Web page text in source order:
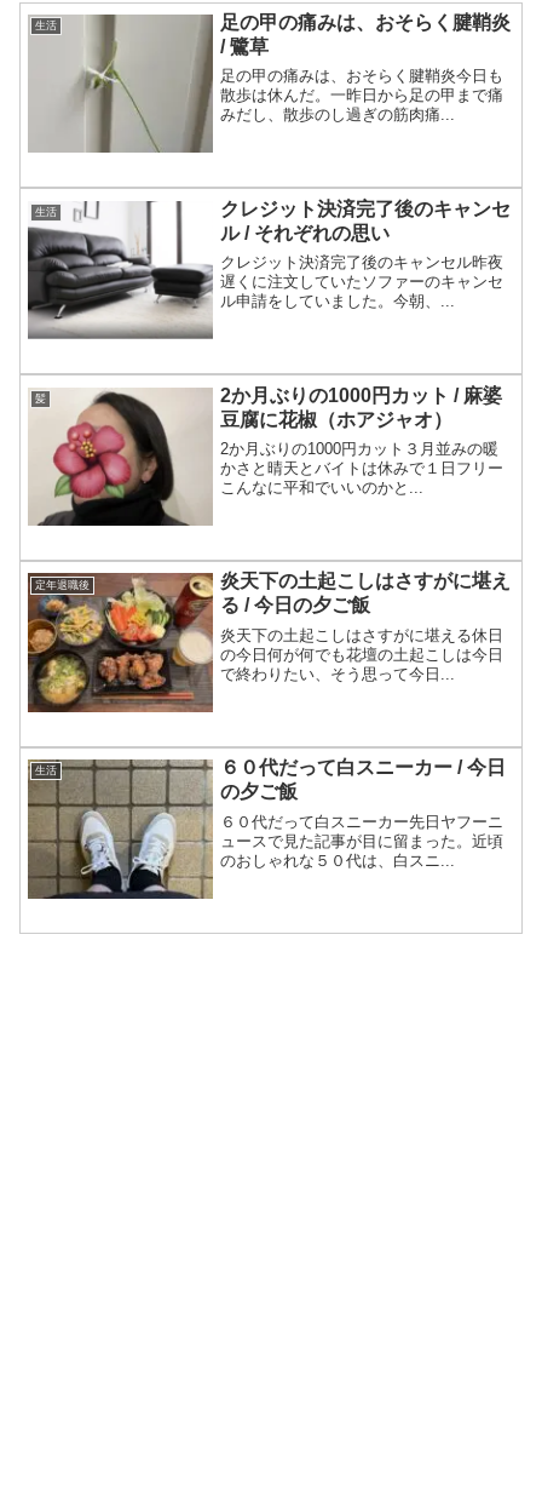
生活
足の甲の痛みは、おそらく腱鞘炎
/ 鷺草
足の甲の痛みは、おそらく腱鞘炎今日も
散歩は休んだ。一昨日から足の甲まで痛
みだし、散歩のし過ぎの筋肉痛...
生活
クレジット決済完了後のキャンセ
ル / それぞれの思い
クレジット決済完了後のキャンセル昨夜
遅くに注文していたソファーのキャンセ
ル申請をしていました。今朝、...
髪
2か月ぶりの1000円カット / 麻婆
豆腐に花椒（ホアジャオ）
2か月ぶりの1000円カット３月並みの暖
かさと晴天とバイトは休みで１日フリー
こんなに平和でいいのかと...
定年退職後
炎天下の土起こしはさすがに堪え
る / 今日の夕ご飯
炎天下の土起こしはさすがに堪える休日
の今日何が何でも花壇の土起こしは今日
で終わりたい、そう思って今日...
生活
６０代だって白スニーカー / 今日
の夕ご飯
６０代だって白スニーカー先日ヤフーニ
ュースで見た記事が目に留まった。近頃
のおしゃれな５０代は、白スニ...